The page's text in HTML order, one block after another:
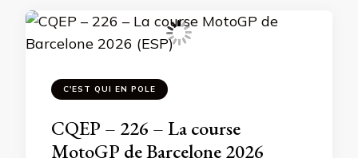
C'EST QUI EN POLE
CQEP – 226 – La course
MotoGP de Barcelone 2026